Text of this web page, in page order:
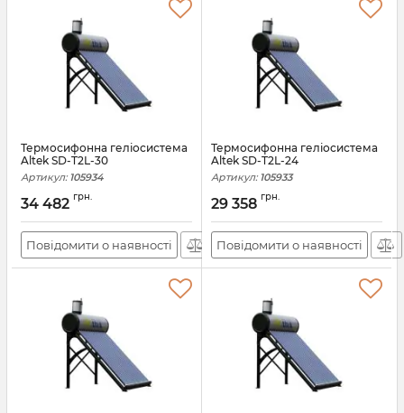
Термосифонна геліосистема
Altek SD-T2L-30
Артикул: 105934
34 482 грн.
Повідомити о наявності
Термосифонна геліосистема
Altek SD-T2L-24
Артикул: 105933
29 358 грн.
Повідомити о наявності